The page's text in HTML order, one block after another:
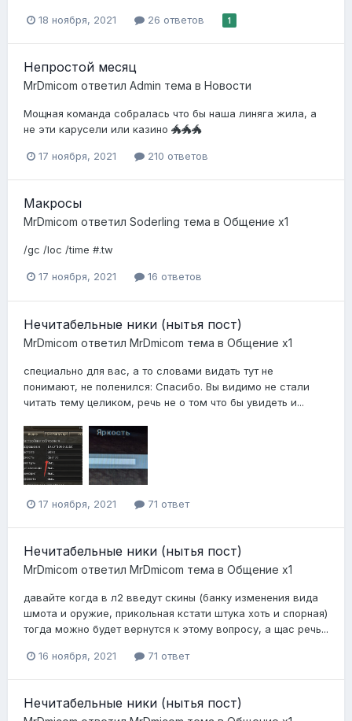
18 ноября, 2021 26 ответов 1
Непростой месяц
MrDmicom ответил Admin тема в Новости
Мощная команда собралась что бы наша линяга жила, а
не эти карусели или казино 🐲🐲🐲
17 ноября, 2021 210 ответов
Макросы
MrDmicom ответил Soderling тема в Общение x1
/gc /loc /time #.tw
17 ноября, 2021 16 ответов
Нечитабельные ники (нытья пост)
MrDmicom ответил MrDmicom тема в Общение x1
специально для вас, а то словами видать тут не
понимают, не поленился: Спасибо. Вы видимо не стали
читать тему целиком, речь не о том что бы увидеть и...
17 ноября, 2021 71 ответ
Нечитабельные ники (нытья пост)
MrDmicom ответил MrDmicom тема в Общение x1
давайте когда в л2 введут скины (банку изменения вида
шмота и оружие, прикольная кстати штука хоть и спорная)
тогда можно будет вернутся к этому вопросу, а щас речь...
16 ноября, 2021 71 ответ
Нечитабельные ники (нытья пост)